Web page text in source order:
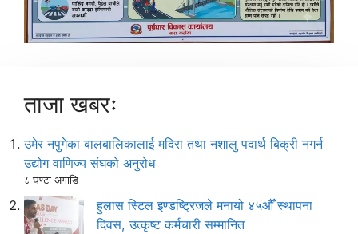
ताजा खबरः
उमेर नपुगेका बालबालिकालाई मदिरा तथा नशालु पदार्थ बिक्री नगर्न
उद्योग वाणिज्य संघको अनुरोध
८ घण्टा अगाडि
हुलास स्टिल इण्डष्ट्रिजले मनायो ४५औँ स्थापना
दिवस, उत्कृष्ट कर्मचारी सम्मानित